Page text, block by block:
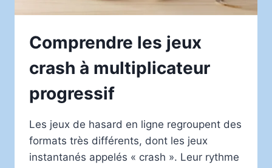
Comprendre les jeux
crash à multiplicateur
progressif
Les jeux de hasard en ligne regroupent des
formats très différents, dont les jeux
instantanés appelés « crash ». Leur rythme